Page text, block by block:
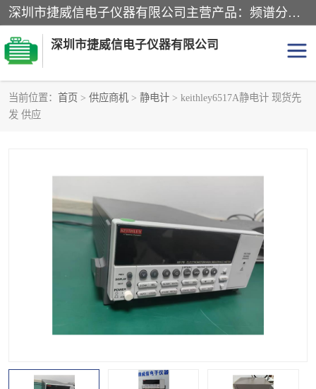
深圳市捷威信电子仪器有限公司主营产品：频谱分析仪.信号发生器.网络分析仪.音频分析仪，示波器，电源，音频分析仪。综合测试仪。蓝牙测试仪等
深圳市捷威信电子仪器有限公司
当前位置： 首页 > 供应商机 > 静电计 > keithley6517A静电计 现货先
发 供应
探头
万用表 信号源
数据采集仪
数字源表